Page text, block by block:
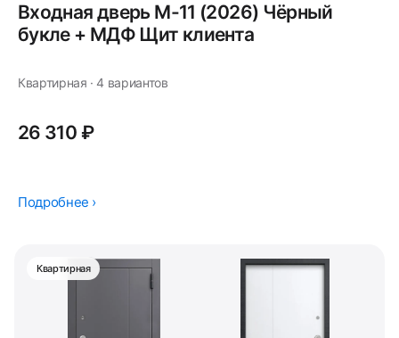
Входная дверь M-11 (2026) Чёрный
букле + МДФ Щит клиента
Квартирная · 4 вариантов
26 310 ₽
Подробнее ›
Квартирная